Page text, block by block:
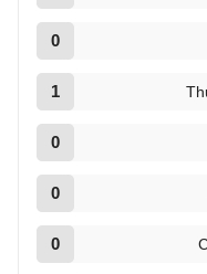
0
1
0
0
0